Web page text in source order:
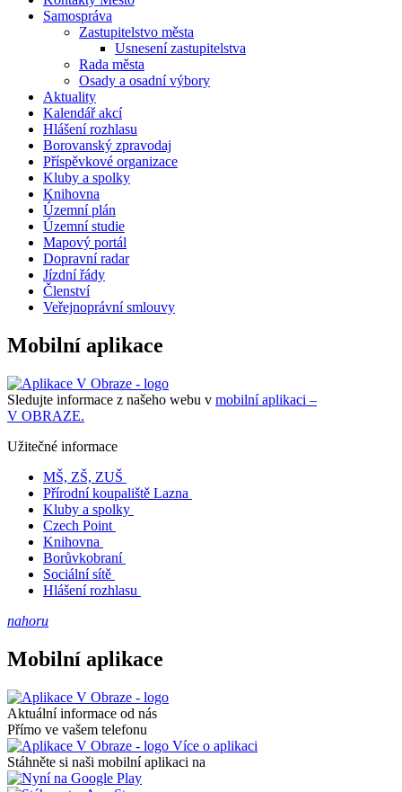
Samospráva
Zastupitelstvo města
Usnesení zastupitelstva
Rada města
Osady a osadní výbory
Aktuality
Kalendář akcí
Hlášení rozhlasu
Borovanský zpravodaj
Příspěvkové organizace
Kluby a spolky
Knihovna
Územní plán
Územní studie
Mapový portál
Dopravní radar
Jízdní řády
Členství
Veřejnoprávní smlouvy
Mobilní aplikace
Sledujte informace z našeho webu v mobilní aplikaci –
V OBRAZE.
Užitečné informace
MŠ, ZŠ, ZUŠ
Přírodní koupaliště Lazna
Kluby a spolky
Czech Point
Knihovna
Borůvkobraní
Sociální sítě
Hlášení rozhlasu
nahoru
Mobilní aplikace
Aktuální informace od nás
Přímo ve vašem telefonu
Více o aplikaci
Stáhněte si naši mobilní aplikaci na